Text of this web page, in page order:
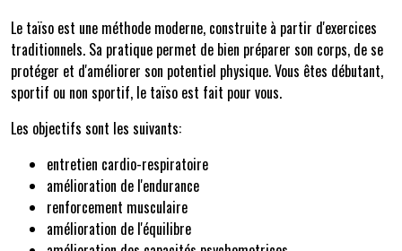
Le taïso est une méthode moderne, construite à partir d'exercices
traditionnels. Sa pratique permet de bien préparer son corps, de se
protéger et d'améliorer son potentiel physique. Vous êtes débutant,
sportif ou non sportif, le taïso est fait pour vous.
Les objectifs sont les suivants:
entretien cardio-respiratoire
amélioration de l'endurance
renforcement musculaire
amélioration de l'équilibre